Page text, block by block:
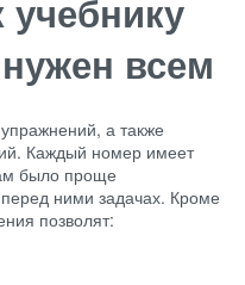
всем
а также
Каждый номер имеет
было проще
ними задачах. Кроме
позволят: